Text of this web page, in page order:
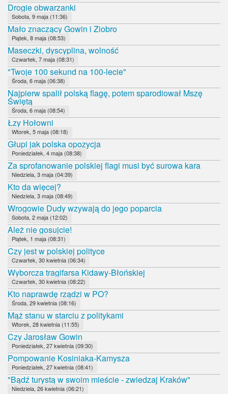
Drogie obwarzanki
Sobota, 9 maja (11:36)
Mało znaczący Gowin i Ziobro
Piątek, 8 maja (08:53)
Maseczki, dyscyplina, wolność
Czwartek, 7 maja (08:31)
"Twoje 100 sekund na 100-lecie"
Środa, 6 maja (06:38)
Najpierw spalił polską flagę, potem sparodiował Mszę
Świętą
Środa, 6 maja (08:54)
Łzy Hołowni
Wtorek, 5 maja (08:18)
Głupi jak polska opozycja
Poniedziałek, 4 maja (08:38)
Za sprofanowanie polskiej flagi musi być surowa kara
Niedziela, 3 maja (04:39)
Kto da więcej?
Niedziela, 3 maja (08:49)
Wrogowie Dudy wzywają do jego poparcia
Sobota, 2 maja (12:02)
Ależ nie gosujcie!
Piątek, 1 maja (08:31)
Czy jest w polskiej polityce
Czwartek, 30 kwietnia (06:34)
Wyborcza tragifarsa Kidawy-Błońskiej
Czwartek, 30 kwietnia (08:22)
Kto naprawdę rządzi w PO?
Środa, 29 kwietnia (08:16)
Mąż stanu w starciu z politykami
Wtorek, 28 kwietnia (11:55)
Czy Jarosław Gowin
Poniedziałek, 27 kwietnia (09:30)
Pompowanie Kosiniaka-Kamysza
Poniedziałek, 27 kwietnia (08:41)
"Bądź turystą w swoim mieście - zwiedzaj Kraków"
Niedziela, 26 kwietnia (06:21)